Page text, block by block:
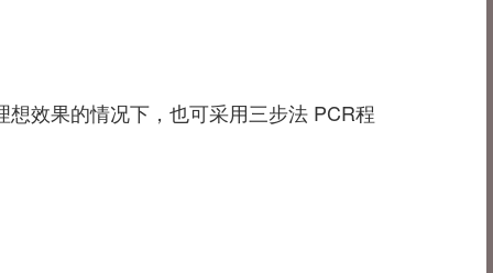
效果的情况下，也可采用三步法 PCR程